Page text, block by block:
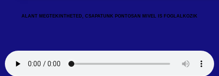
ALANT MEGTEKINTHETED, CSAPATUNK PONTOSAN MIVEL IS FOGLALKOZIK